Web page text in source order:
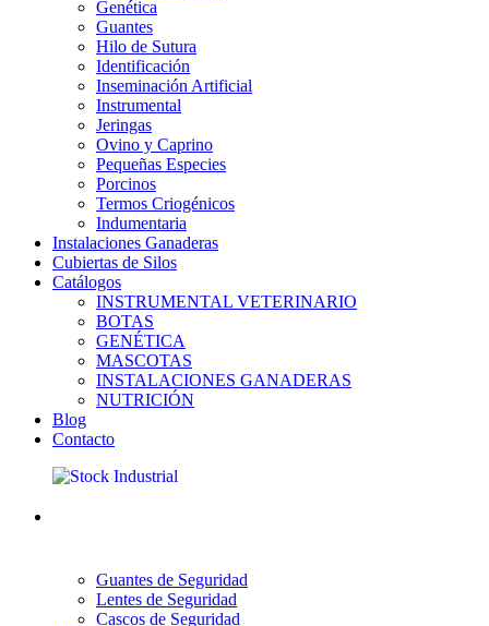
Genética
Guantes
Hilo de Sutura
Identificación
Inseminación Artificial
Instrumental
Jeringas
Ovino y Caprino
Pequeñas Especies
Porcinos
Termos Criogénicos
Indumentaria
Instalaciones Ganaderas
Cubiertas de Silos
Catálogos
INSTRUMENTAL VETERINARIO
BOTAS
GENÉTICA
MASCOTAS
INSTALACIONES GANADERAS
NUTRICIÓN
Blog
Contacto
Guantes de Seguridad
Lentes de Seguridad
Cascos de Seguridad